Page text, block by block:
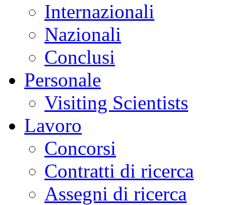
Internazionali
Nazionali
Conclusi
Personale
Visiting Scientists
Lavoro
Concorsi
Contratti di ricerca
Assegni di ricerca